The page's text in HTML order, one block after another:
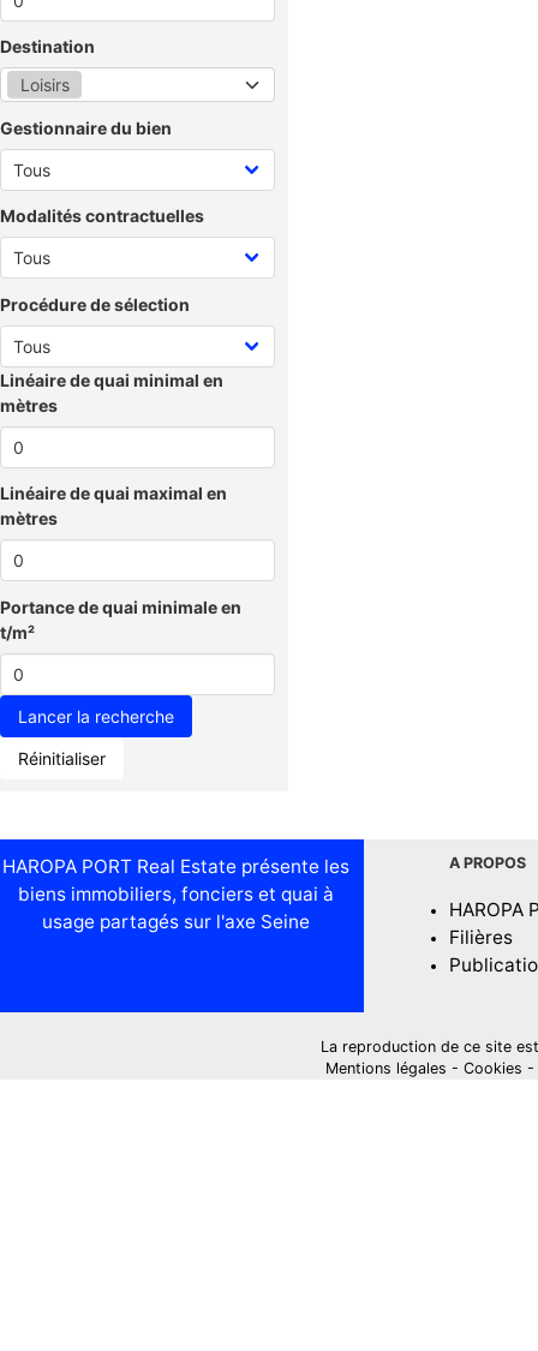
Destination
Loisirs
Gestionnaire du bien
Modalités contractuelles
Procédure de sélection
Linéaire de quai minimal en
mètres
Linéaire de quai maximal en
mètres
Portance de quai minimale en
t/m²
Réinitialiser
HAROPA PORT Real Estate présente les
biens immobiliers, fonciers et quai à
usage partagés sur l'axe Seine
A PROPOS
HAROPA
Filières
La reproduction de ce site
Mentions légales - Cookies -